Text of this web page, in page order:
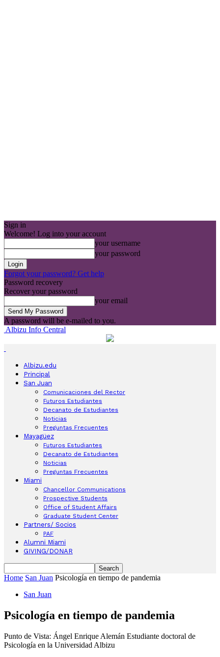
Sign in
Welcome! Log into your account
your username
your password
Forgot your password? Get help
Password recovery
Recover your password
your email
A password will be e-mailed to you.
Albizu Info Central
Albizu.edu
Principal
San Juan
Comunicaciones del Rector
Futuros Estudiantes
Decanato de Estudiantes
Noticias
Preguntas Frecuentes
Mayagüez
Futuros Estudiantes
Decanato de Estudiantes
Noticias
Preguntas Frecuentes
Miami
Chancellor Communications
Prospective Students
Office of Student Affairs
Graduate Student Center
Partners/ Socios
PAF
Alumni Miami
GIVING/DONAR
Home San Juan Psicología en tiempo de pandemia
San Juan
Psicología en tiempo de pandemia
Punto de Vista: Ángel Enrique Alemán Estudiante doctoral de
Psicología en la Universidad Albizu